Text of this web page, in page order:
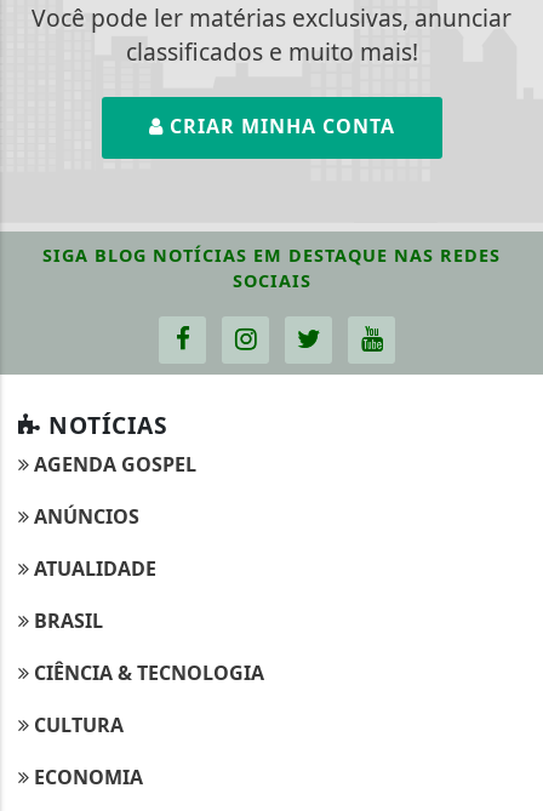
Você pode ler matérias exclusivas, anunciar
classificados e muito mais!
CRIAR MINHA CONTA
SIGA BLOG NOTÍCIAS EM DESTAQUE NAS REDES
SOCIAIS
NOTÍCIAS
AGENDA GOSPEL
ANÚNCIOS
ATUALIDADE
BRASIL
CIÊNCIA & TECNOLOGIA
CULTURA
ECONOMIA